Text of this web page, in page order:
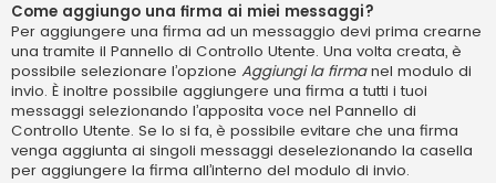
Come aggiungo una firma ai miei messaggi?
Per aggiungere una firma ad un messaggio devi prima crearne
una tramite il Pannello di Controllo Utente. Una volta creata, è
possibile selezionare l’opzione Aggiungi la firmanel modulo di
invio. È inoltre possibile aggiungere una firma a tutti i tuoi
messaggi selezionando l’apposita voce nel Pannello di
Controllo Utente. Se lo si fa, è possibile evitare che una firma
venga aggiunta ai singoli messaggi deselezionando la casella
per aggiungere la firma all’interno del modulo di invio.